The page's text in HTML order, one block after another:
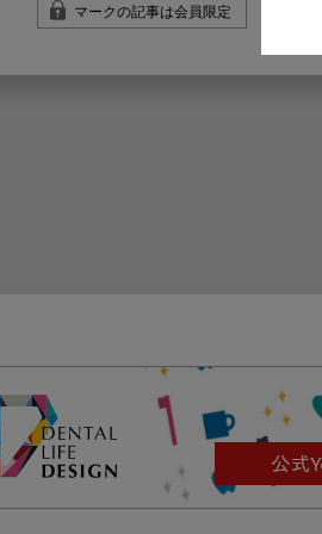
マークの記事は会員限定